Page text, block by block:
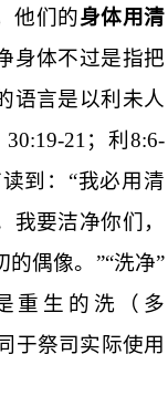
他们的身体用清
身体不过是指把
语言是以利未人
30:19-21 ；利8:6-
到：“我必用清
我要洁净你们，
偶像。”“洗净”
重生的洗（多
于祭司实际使用